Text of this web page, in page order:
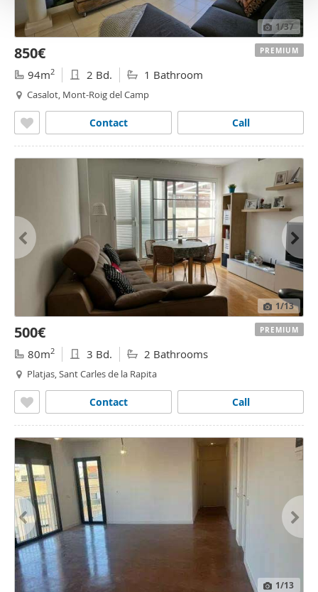
1/37
850€
94m2 2 Bd. 1 Bathroom
Casalot, Mont-Roig del Camp
Call
Contact
PREMIUM
1/13
500€
80m2 3 Bd. 2 Bathrooms
Platjas, Sant Carles de la Rapita
Call
Contact
PREMIUM
1/13